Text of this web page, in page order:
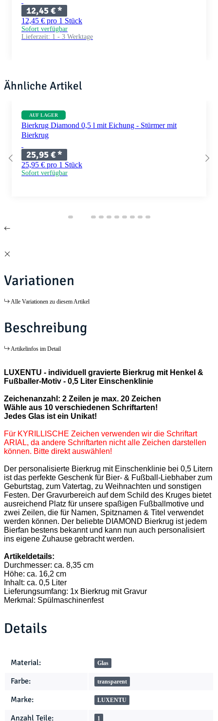
12,45 €*
12,45 € pro 1 Stück
Sofort verfügbar
Lieferzeit: 1 - 3 Werktage
Ähnliche Artikel
AUF LAGER
Bierkrug Diamond 0,5 l mit Eichung - Stürmer mit
Bierkrug
25,95 €*
25,95 € pro 1 Stück
Sofort verfügbar
Variationen
Alle Variationen zu diesem Artikel
Beschreibung
Artikelinfos im Detail
LUXENTU - individuell gravierte Bierkrug mit Henkel &
Fußballer-Motiv - 0,5 Liter Einschenklinie
Zeichenanzahl: 2 Zeilen je max. 20 Zeichen
Wähle aus 10 verschiedenen Schriftarten!
Jedes Glas ist ein Unikat!
Für KYRILLISCHE Zeichen verwenden wir die Schriftart
ARIAL, da andere Schriftarten nicht alle Zeichen darstellen
können. Bitte direkt auswählen!
Der personalisierte Bierkrug mit Einschenklinie bei 0,5 Litern
ist das perfekte Geschenk für Bier- & Fußball-Liebhaber zum
Geburtstag, zum Vatertag, zu Weihnachten und sonstigen
Festen. Der Gravurbereich auf dem Schild des Kruges bietet
ausreichend Platz für unsere spaßigen Fußballmotive und
zwei Zeilen, die für Namen, Spitznamen & Titel verwendet
werden können. Der beliebte DIAMOND Bierkrug ist jedem
Bierfan bestens bekannt und kann nun auch personalisiert
ins eigene Zuhause gebracht werden.
Artikeldetails:
Durchmesser: ca. 8,35 cm
Höhe: ca. 16,2 cm
Inhalt: ca. 0,5 Liter
Lieferungsumfang: 1x Bierkrug mit Gravur
Merkmal: Spülmaschinenfest
Details
Produkteigenschaft
Wert
Material: Glas
Farbe: transparent
Marke: LUXENTU
Anzahl Teile: 1